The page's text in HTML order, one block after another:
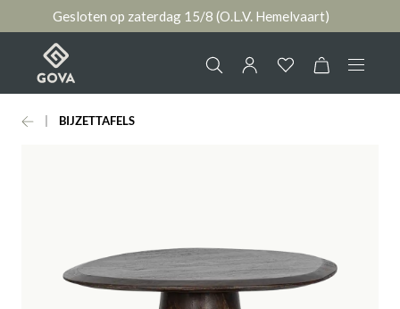
Gesloten op zaterdag 15/8 (O.L.V. Hemelvaart)
Collectie
Nieuws & Inspiratie
of registreren
BIJZETTAFELS